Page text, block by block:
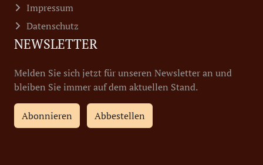
Impressum
Datenschutz
NEWSLETTER
Melden Sie sich jetzt für unseren Newsletter an und
bleiben Sie immer auf dem aktuellen Stand.
Abonnieren Abbestellen